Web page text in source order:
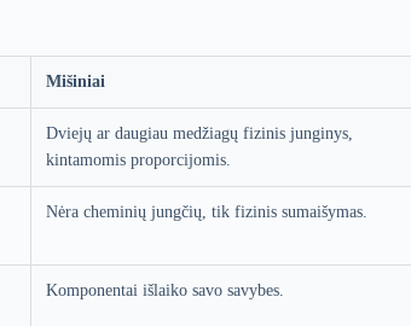
Mišiniai
Dviejų ar daugiau medžiagų fizinis junginys,
kintamomis proporcijomis.
Nėra cheminių jungčių, tik fizinis sumaišymas.
Komponentai išlaiko savo savybes.